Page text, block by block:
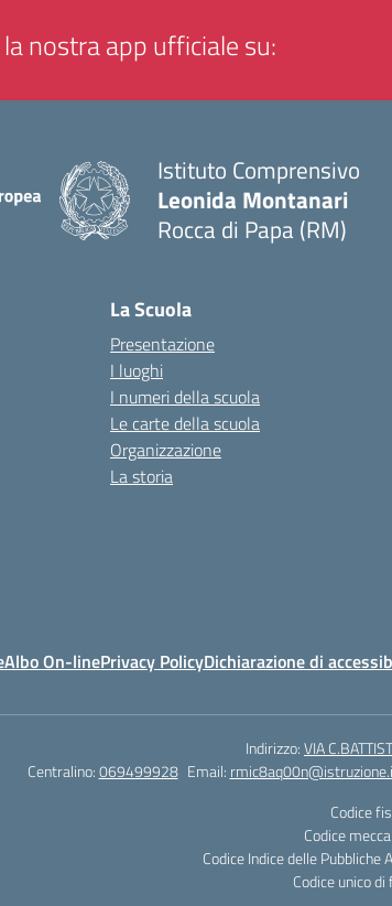
la nostra app ufficiale su:
Istituto Comprensivo
Leonida Montanari
Rocca di Papa (RM)
La Scuola
Presentazione
I luoghi
I numeri della scuola
Le carte della scuola
Organizzazione
La storia
Albo On-linePrivacy PolicyDichiarazione di
Indirizzo:VIA
Centralino:069499928 Email:
Codice
Codice
Codice Indice delle
Codice unico di